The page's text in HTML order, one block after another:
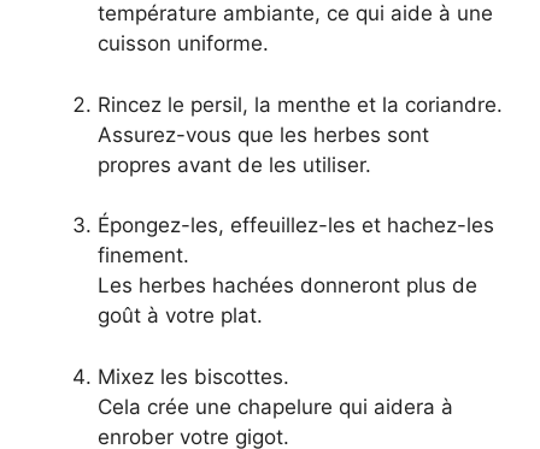
température ambiante, ce qui aide à une
cuisson uniforme.
Rincez le persil, la menthe et la coriandre.
Assurez-vous que les herbes sont
propres avant de les utiliser.
Épongez-les, effeuillez-les et hachez-les
finement.
Les herbes hachées donneront plus de
goût à votre plat.
Mixez les biscottes.
Cela crée une chapelure qui aidera à
enrober votre gigot.